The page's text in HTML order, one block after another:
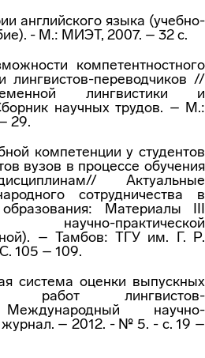
английского языка (учебно-
- М.: МИЭТ, 2007. – 32 с.
компетентностного
лингвистов-переводчиков //
лингвистики и
научных трудов. – М.:
29.
компетенции у студентов
вузов в процессе обучения
Актуальные
сотрудничества в
Материалы III
научно-практической
– Тамбов: ТГУ им. Г. Р.
105 – 109.
система оценки выпускных
работ лингвистов-
научно-
журнал. – 2012. - № 5. - с. 19 –